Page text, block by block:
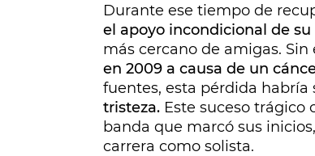
Durante ese tiempo de
el apoyo incondicional de
más cercano de amigas. Sin
en 2009 a causa de un
fuentes, esta pérdida
tristeza. Este suceso trágico
banda que marcó sus
carrera como solista.